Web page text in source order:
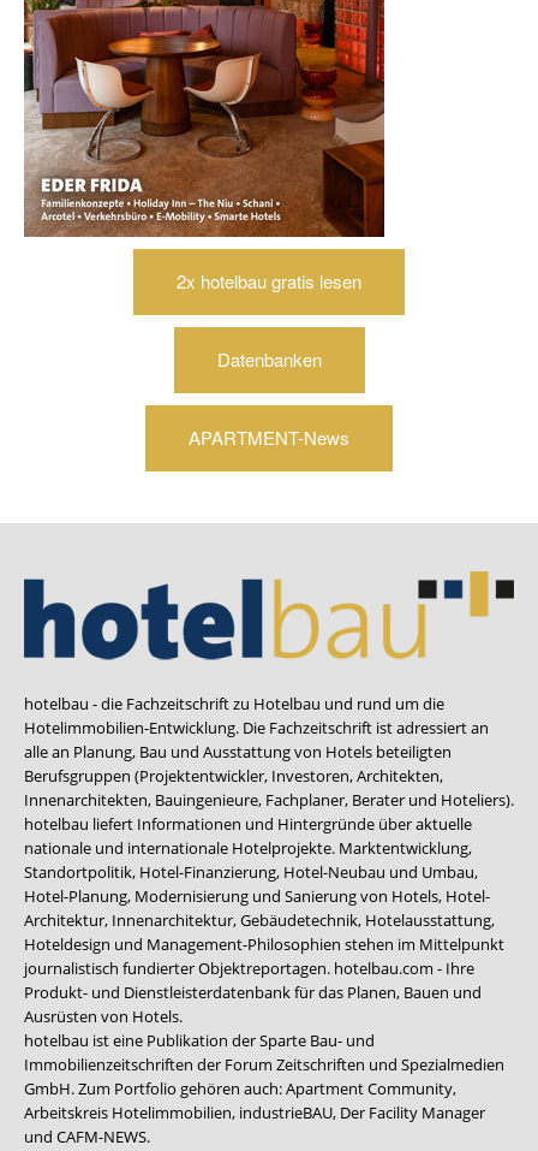
2x hotelbau gratis lesen
Datenbanken
APARTMENT-News
hotelbau - die Fachzeitschrift zu Hotelbau und rund um die
Hotelimmobilien-Entwicklung. Die Fachzeitschrift ist adressiert an
alle an Planung, Bau und Ausstattung von Hotels beteiligten
Berufsgruppen (Projektentwickler, Investoren, Architekten,
Innenarchitekten, Bauingenieure, Fachplaner, Berater und Hoteliers).
hotelbau liefert Informationen und Hintergründe über aktuelle
nationale und internationale Hotelprojekte. Marktentwicklung,
Standortpolitik, Hotel-Finanzierung, Hotel-Neubau und Umbau,
Hotel-Planung, Modernisierung und Sanierung von Hotels, Hotel-
Architektur, Innenarchitektur, Gebäudetechnik, Hotelausstattung,
Hoteldesign und Management-Philosophien stehen im Mittelpunkt
journalistisch fundierter Objektreportagen. hotelbau.com - Ihre
Produkt- und Dienstleisterdatenbank für das Planen, Bauen und
Ausrüsten von Hotels.
hotelbau ist eine Publikation der Sparte Bau- und
Immobilienzeitschriften der Forum Zeitschriften und Spezialmedien
GmbH. Zum Portfolio gehören auch:Apartment Community,
Arbeitskreis Hotelimmobilien, industrieBAU, Der Facility Manager
und CAFM-NEWS.